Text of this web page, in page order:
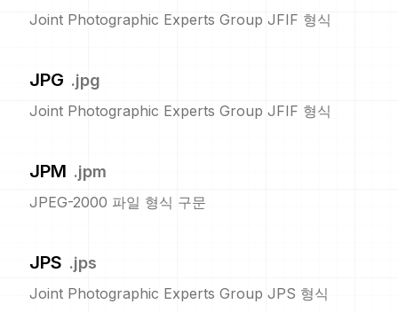
Joint Photographic Experts Group JFIF 형식
JPG .jpg
Joint Photographic Experts Group JFIF 형식
JPM .jpm
JPEG-2000 파일 형식 구문
JPS .jps
Joint Photographic Experts Group JPS 형식